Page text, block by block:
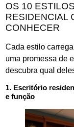
OS 10
RESIDENCIAL
CONHECER
Cada estilo
uma promessa de
descubra qual
1. Escritório
e função